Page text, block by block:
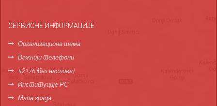
СЕРВИСНЕ ИНФОРМАЦИЈЕ
Организациона шема
Важнији телефони
#2176 (без наслова)
Институције РС
Мапа града